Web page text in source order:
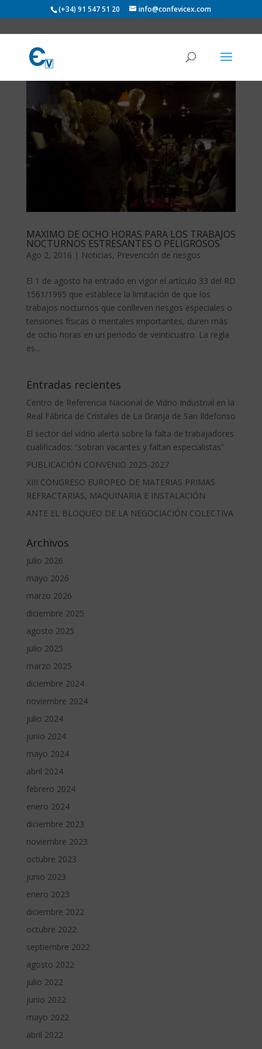
(+34) 91 547 51 20 info@confevicex.com
MAXIMO DE OCHO HORAS PARA LOS TRABAJOS
NOCTURNOS ESTRESANTES O PELIGROSOS
Ago 2, 2016 | Noticias, Prevención de riesgos
El 1 de agosto ha entrado en vigor el artículo 33 del RD
1561/1995 que establece la limitación de que los
trabajos nocturnos que conlleven riesgos especiales o
tensiones físicas o mentales importantes, duren más
de ocho horas en un periodo de veinticuatro. La regla
es...
Entradas recientes
Centro de Referencia Nacional de Vidrio Industrial en la
Real Fábrica de Cristales de La Granja de San Ildefonso
El sector del vidrio alerta sobre la falta de trabajadores
cualificados: “sobran vacantes y faltan especialistas”
PUBLICACIÓN CONVENIO 2025-2027
XIII CONGRESO EUROPEO DE MATERIAS PRIMAS
REFRACTARIAS, MAQUINARIA E INSTALACIÓN
ANTE EL BLOQUEO DE LA NEGOCIACIÓN COLECTIVA
Archivos
julio 2026
mayo 2026
marzo 2026
diciembre 2025
agosto 2025
julio 2025
marzo 2025
diciembre 2024
noviembre 2024
julio 2024
junio 2024
mayo 2024
abril 2024
febrero 2024
enero 2024
diciembre 2023
noviembre 2023
octubre 2023
junio 2023
enero 2023
diciembre 2022
octubre 2022
septiembre 2022
agosto 2022
julio 2022
junio 2022
mayo 2022
abril 2022